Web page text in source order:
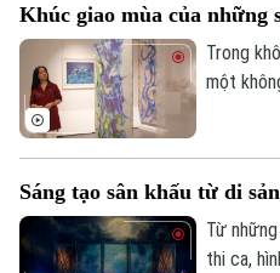
hôm nay,
Khúc giao mùa của những
Trong
một
lúc lại rực
lớp thân
giao mùa
Sáng tạo sân khấu từ di
Từ
thi ca,